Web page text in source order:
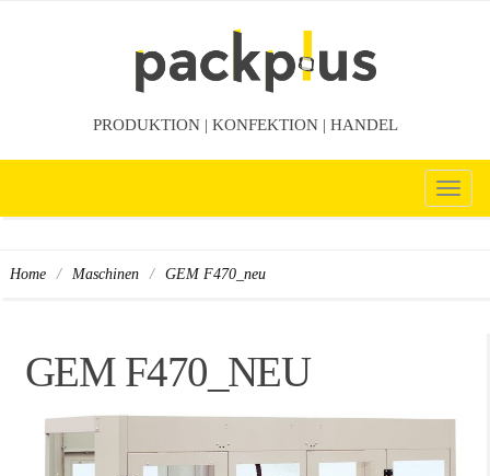
PRODUKTION | KONFEKTION | HANDEL
Home / Maschinen / GEM F470_neu
GEM F470_NEU